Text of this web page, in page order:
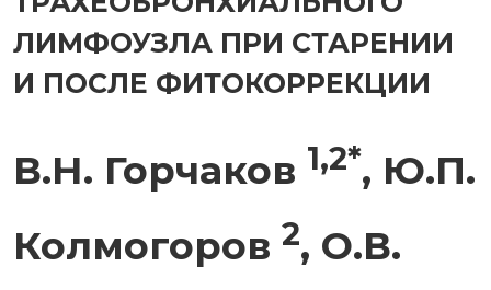
ЛИМФОУЗЛА ПРИ СТАРЕНИИ
И ПОСЛЕ ФИТОКОРРЕКЦИИ
В.Н. Горчаков 1,2*, Ю.П.
Колмогоров 2, О.В.